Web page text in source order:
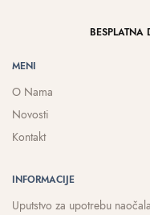
BESPLATNA
MENI
O Nama
Novosti
Kontakt
INFORMACIJE
Uputstvo za upotrebu naočala